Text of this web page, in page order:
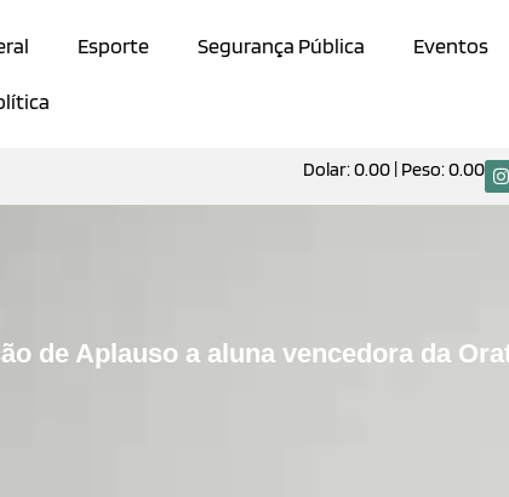
Esporte Segurança Pública Eventos
Dolar:0.00 | Peso:0.00
de Aplauso a aluna vencedora da